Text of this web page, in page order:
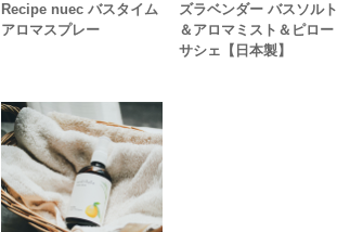
Recipe nuec バスタイム
アロマスプレー
ズラベンダー バスソルト
＆アロマミスト＆ピロー
サシェ【日本製】